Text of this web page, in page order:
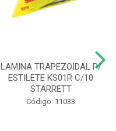
LAMINA TRAPEZOIDAL P/
ESTILETE KS01R C/10
STARRETT
Código: 11033